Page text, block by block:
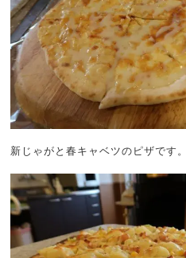
新じゃがと春キャベツのピザです。